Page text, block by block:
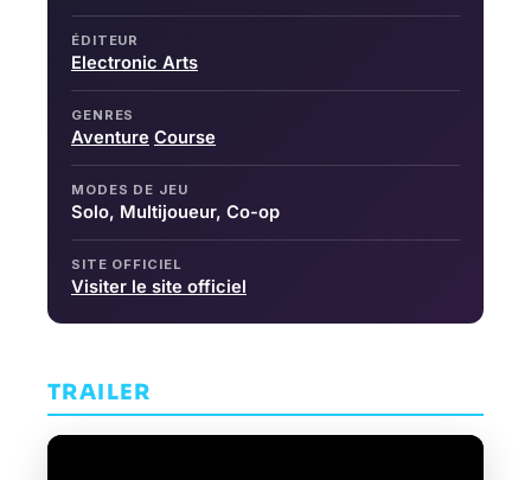
ÉDITEUR
Electronic Arts
GENRES
Aventure Course
MODES DE JEU
Solo, Multijoueur, Co-op
SITE OFFICIEL
Visiter le site officiel
TRAILER